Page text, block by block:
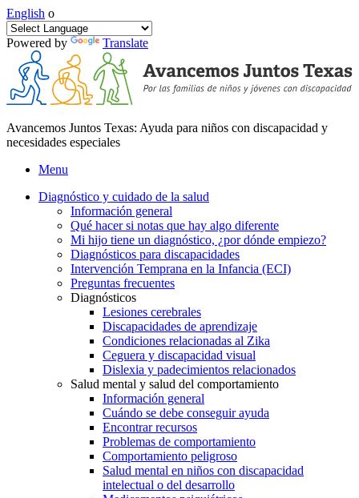
English o
Powered by Translate
Avancemos Juntos Texas: Ayuda para niños con discapacidad y
necesidades especiales
Menu
Diagnóstico y cuidado de la salud
Información general
Qué hacer si notas que hay algo diferente
Mi hijo tiene un diagnóstico, ¿por dónde empiezo?
Diagnósticos para discapacidades
Intervención Temprana en la Infancia (ECI)
Preguntas frecuentes
Diagnósticos
Lesiones cerebrales
Discapacidades de aprendizaje
Condiciones relacionadas al Zika
Ceguera y discapacidad visual
Dislexia y padecimientos relacionados
Salud mental y salud del comportamiento
Información general
Cuándo se debe conseguir ayuda
Encontrar recursos
Problemas de comportamiento
Comportamiento peligroso
Salud mental en niños con discapacidad
intelectual o del desarrollo